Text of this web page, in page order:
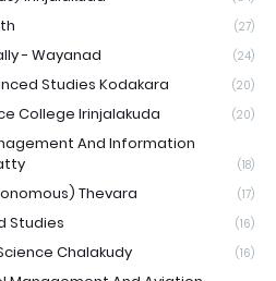
(27)
- Wayanad (24)
Studies Kodakara (20)
College Irinjalakuda (20)
And Information
(18)
Thevara (17)
Studies (16)
Chalakudy (16)